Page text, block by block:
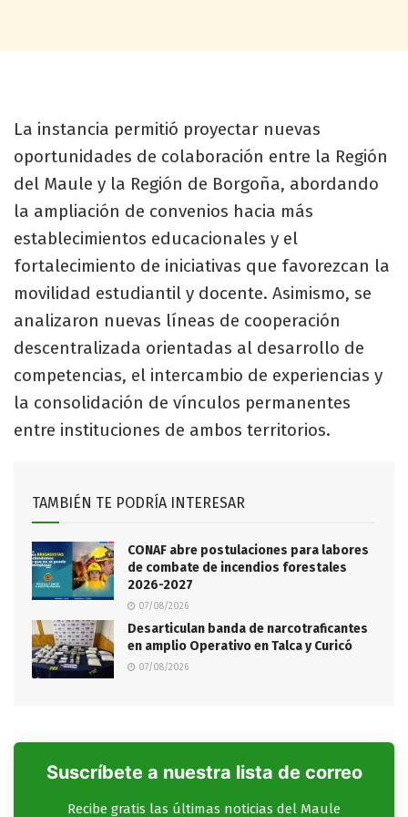
La instancia permitió proyectar nuevas
oportunidades de colaboración entre la Región
del Maule y la Región de Borgoña, abordando
la ampliación de convenios hacia más
establecimientos educacionales y el
fortalecimiento de iniciativas que favorezcan la
movilidad estudiantil y docente. Asimismo, se
analizaron nuevas líneas de cooperación
descentralizada orientadas al desarrollo de
competencias, el intercambio de experiencias y
la consolidación de vínculos permanentes
entre instituciones de ambos territorios.
TAMBIÉN TE PODRÍA INTERESAR
CONAF abre postulaciones para labores
de combate de incendios forestales
2026-2027
07/08/2026
Desarticulan banda de narcotraficantes
en amplio Operativo en Talca y Curicó
07/08/2026
Suscríbete a nuestra lista de correo
Recibe gratis las últimas noticias del Maule